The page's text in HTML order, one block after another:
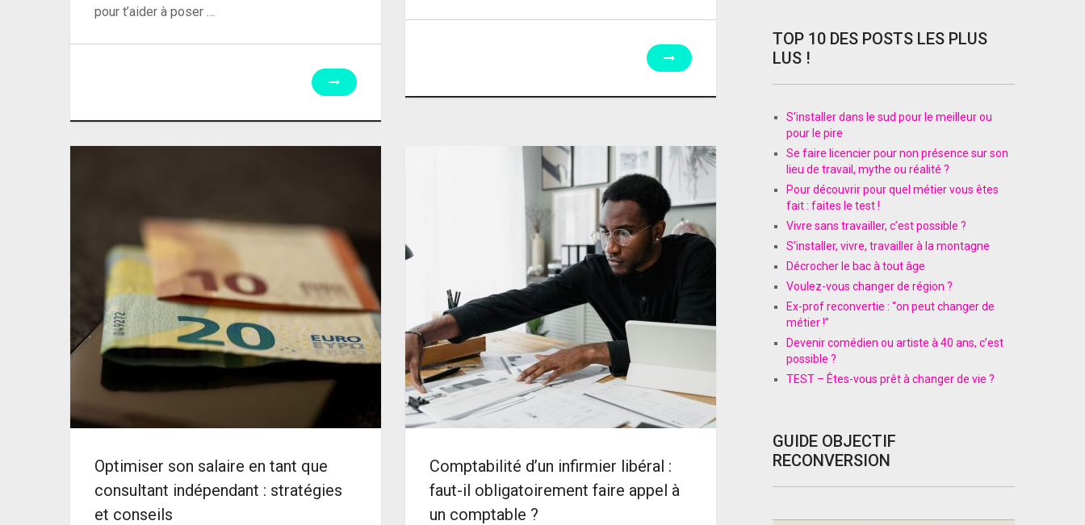
pour t’aider à poser …
Optimiser son salaire en tant que
consultant indépendant : stratégies
et conseils
Comptabilité d’un infirmier libéral :
faut-il obligatoirement faire appel à
un comptable ?
TOP 10 DES POSTS LES PLUS
LUS !
S’installer dans le sud pour le meilleur ou
pour le pire
Se faire licencier pour non présence sur son
lieu de travail, mythe ou réalité ?
Pour découvrir pour quel métier vous êtes
fait : faites le test !
Vivre sans travailler, c’est possible ?
S’installer, vivre, travailler à la montagne
Décrocher le bac à tout âge
Voulez-vous changer de région ?
Ex-prof reconvertie : “on peut changer de
métier !”
Devenir comédien ou artiste à 40 ans, c’est
possible ?
TEST – Êtes-vous prêt à changer de vie ?
GUIDE OBJECTIF
RECONVERSION